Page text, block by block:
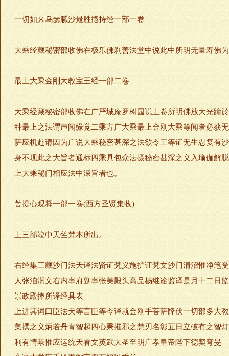
一切如来乌瑟腻沙最胜揔持经一部一卷
大乘经藏秘密部收佛在极乐佛刹善法堂中说此中所明无量寿佛
最上大乘金刚大教宝王经一部二卷
大乘经藏秘密部收佛在广严城庵罗树园说上卷所明佛放大光踰
种最上之法谓声闻缘觉二乘方广大乘最上金刚大乘等闻者必获
萨应机赴请因为广说大乘秘密甚深之法欲令王等证无生忍复有
身不现此之大旨者通标四乘具包众法摄秘密甚深之义入瑜伽解
上大乘秘门相应法中深旨者也。
菩提心观释一部一卷(西方圣贤集收)
上三部竝中天竺梵本所出。
右经集三藏沙门法天译法贤证梵义施护证梵文沙门清沼惟净笔
人张洎润文右内率府副率张美殿头高品杨继诠监译是月十二日
崇政殿捧所译经具表
上进其词曰臣法天等言臣等今译就金刚手菩萨降伏一切部多
集撰之义炳若丹青智起四心秉摧邪之慧刃名彰五日立破有之智
利有情恭惟应运统天睿文英武大圣至明广孝皇帝陛下德契穹旻